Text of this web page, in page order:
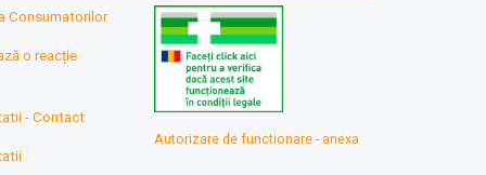
Consumatorilor
o reacție
- Contact
Autorizare de functionare - anexa